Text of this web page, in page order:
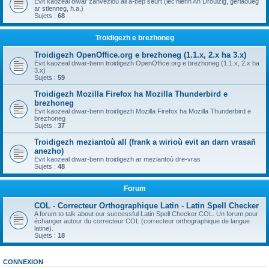
ar stlenneg, h.a.)
Sujets : 68
Troidigezh e brezhoneg
Troidigezh OpenOffice.org e brezhoneg (1.1.x, 2.x ha 3.x)
Evit kaozeal diwar-benn troidigezh OpenOffice.org e brezhoneg (1.1.x, 2.x ha
3.x)
Sujets : 59
Troidigezh Mozilla Firefox ha Mozilla Thunderbird e
brezhoneg
Evit kaozeal diwar-benn troidigezh Mozilla Firefox ha Mozilla Thunderbird e
brezhoneg
Sujets : 37
Troidigezh meziantoù all (frank a wirioù evit an darn vrasañ
anezho)
Evit kaozeal diwar-benn troidigezh ar meziantoù dre-vras
Sujets : 48
Forum
COL - Correcteur Orthographique Latin - Latin Spell Checker
A forum to talk about our successful Latin Spell Checker COL. Un forum pour
échanger autour du correcteur COL (correcteur orthographique de langue
latine).
Sujets : 18
CONNEXION